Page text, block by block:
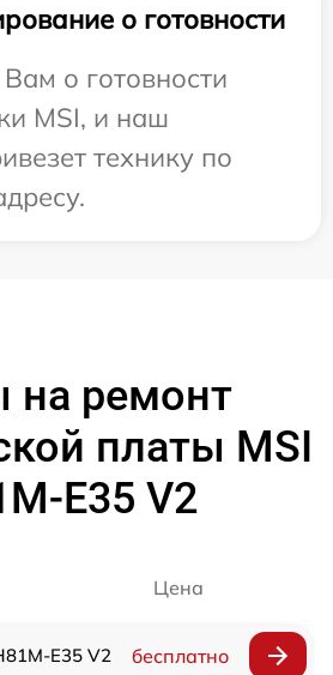
о готовности
о готовности
MSI, и наш
технику по
на ремонт
платы MSI
E35 V2
Цена
E35 V2 бесплатно